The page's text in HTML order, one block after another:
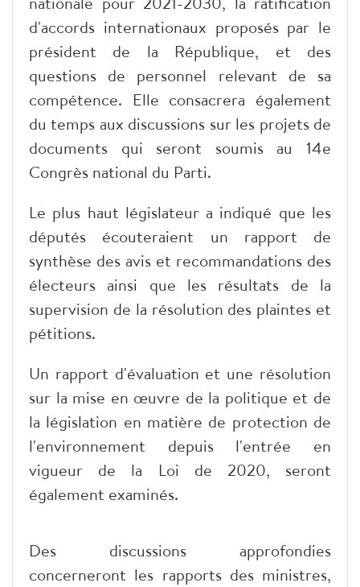
d'accords internationaux proposés par le
président de la République, et des
questions de personnel relevant de sa
compétence. Elle consacrera également
du temps aux discussions sur les projets de
documents qui seront soumis au 14e
Congrès national du Parti.
Le plus haut législateur a indiqué que les
députés écouteraient un rapport de
synthèse des avis et recommandations des
électeurs ainsi que les résultats de la
supervision de la résolution des plaintes et
pétitions.
Un rapport d'évaluation et une résolution
sur la mise en œuvre de la politique et de
la législation en matière de protection de
l'environnement depuis l'entrée en
vigueur de la Loi de 2020, seront
également examinés.
Des discussions approfondies
concerneront les rapports des ministres,